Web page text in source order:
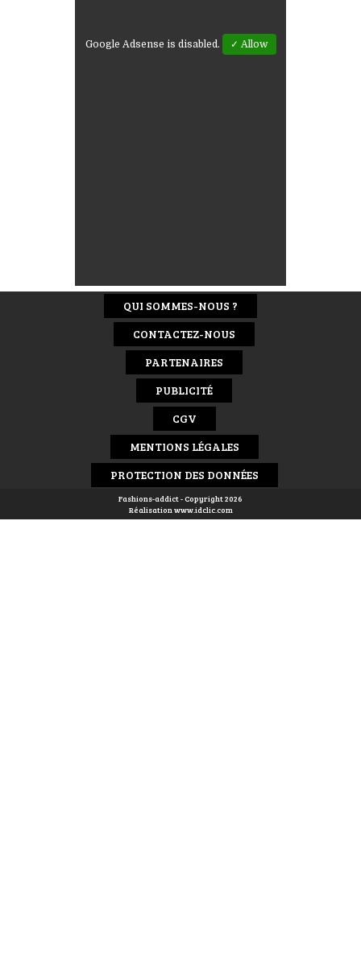
Google Adsense is disabled. ✓ Allow
QUI SOMMES-NOUS ?
CONTACTEZ-NOUS
PARTENAIRES
PUBLICITÉ
CGV
MENTIONS LÉGALES
PROTECTION DES DONNÉES
Fashions-addict - Copyright 2026
Réalisationwww.idclic.com